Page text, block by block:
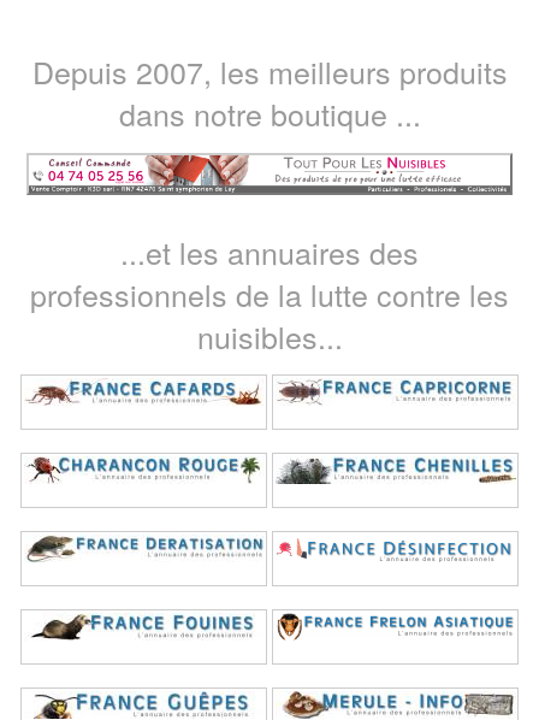
Depuis 2007, les meilleurs produits
dans notre boutique ...
...et les annuaires des
professionnels de la lutte contre les
nuisibles...